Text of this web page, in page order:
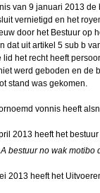
van 9 januari 2013
vernietigd en het
door het Bestuur op
dat uit artikel 5 sub b
het recht heeft
werd geboden en de
stand was gekomen.
vonnis heeft
2013 heeft het
bestuur no wak motibo
2013 heeft het